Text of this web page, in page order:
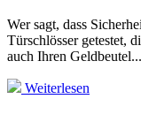
Wer sagt, dass
Türschlösser getestet,
auch Ihren Geldbeutel...
Weiterlesen